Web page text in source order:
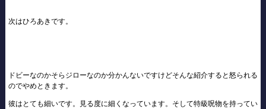
次はひろあきです。
ドビーなのかそらジローなのか分かんないですけどそんな紹介すると怒られる
のでやめときます。
彼はとても細いです。見る度に細くなっています。そして特級呪物を持ってい